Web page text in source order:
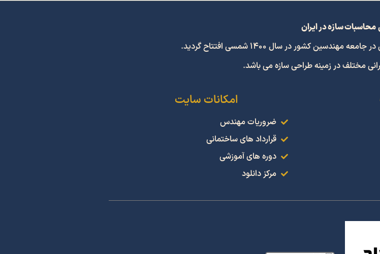
سازه در ایران
کشور در سال 1400 شمسی افتتاح گردید.
مختلف در زمینه طراحی سازه می باشد.
امکانات سایت
ضروریات مهندس
قرارداد های ساختمانی
دوره های آموزشی
مرکز دانلود